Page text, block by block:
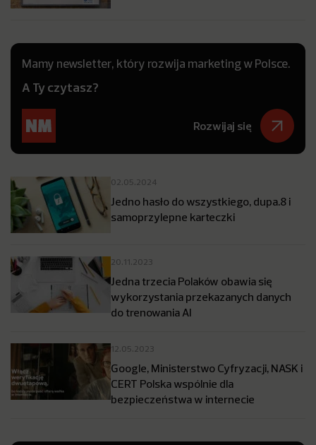
Mamy newsletter, który rozwija marketing w Polsce.
A Ty czytasz?
Rozwijaj się
02.05.2024
Jedno hasło do wszystkiego, dupa.8 i
samoprzylepne karteczki
20.11.2023
Jedna trzecia Polaków obawia się
wykorzystania przekazanych danych
do trenowania AI
12.05.2023
Google, Ministerstwo Cyfryzacji, NASK i
CERT Polska wspólnie dla
bezpieczeństwa w internecie